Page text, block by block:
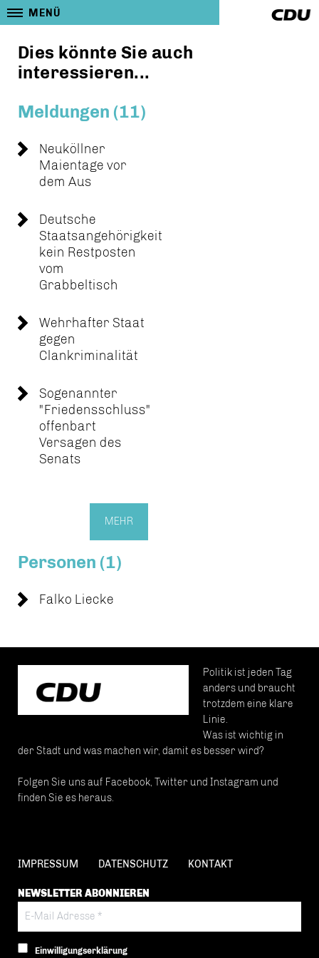
MENÜ
Dies könnte Sie auch
interessieren...
Meldungen (11)
Neuköllner
Maientage vor
dem Aus
Deutsche
Staatsangehörigkeit
kein Restposten
vom
Grabbeltisch
Wehrhafter Staat
gegen
Clankriminalität
Sogenannter
"Friedensschluss"
offenbart
Versagen des
Senats
MEHR
Personen (1)
Falko Liecke
Politik ist jeden Tag
anders und braucht
trotzdem eine klare
Linie.
Was ist wichtig in
der Stadt und was machen wir, damit es besser wird?
Folgen Sie uns auf Facebook, Twitter und Instagram und
finden Sie es heraus.
IMPRESSUM DATENSCHUTZ KONTAKT
NEWSLETTER ABONNIEREN
Einwilligungserklärung